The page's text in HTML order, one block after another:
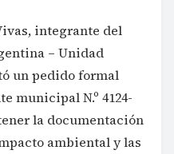
integrante del
– Unidad
un pedido formal
municipal N.º 4124-
la documentación
ambiental y las